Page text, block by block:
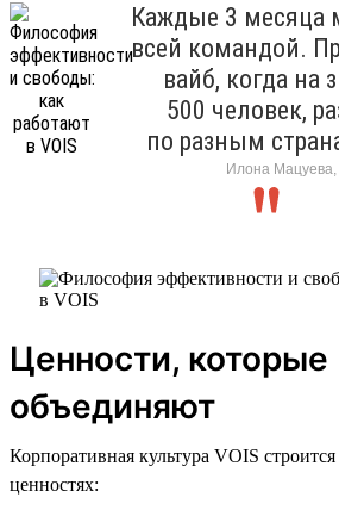
Каждые 3 месяца
всей командой.
вайб, когда на
500 человек,
по разным
Илона Мацуева,
Ценности, которые
объединяют
Корпоративная культура VOIS
ценностях: